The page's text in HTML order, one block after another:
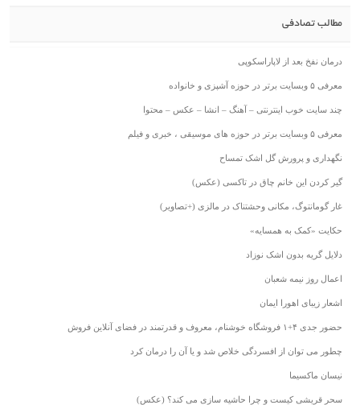
مطالب تصادفی
درمان نفخ بعد از لاپاراسکوپی
معرفی ۵ وبسایت برتر در حوزه آشپزی و خانواده
چند سایت خوب اینترنتی – آهنگ – انشا – عکس – محتوا
معرفی ۵ وبسایت برتر در حوزه های موسیقی ، خبری و فیلم
نگهداری و پرورش گل اشک تمساح
گیر کردن این خانم چاق در تاکسی (عکس)
غار گومانتوگ، مکانی وحشتناک در مالزی (+تصاویر)
حکایت «کمک به همسایه»
دلایل گریه بدون اشک نوزاد
اعمال روز نیمه شعبان
اشعار زیبای اهورا ایمان
حضور جدی ۴+۱ فروشگاه خوشنام، معروف و قدرتمند در فضای آنلاین فروش
چطور می توان از افسردگی خلاص شد و یا آن را درمان کرد
نیسان ماکسیما
سحر قریشی کیست و چرا حاشیه سازی می کند؟ (عکس)